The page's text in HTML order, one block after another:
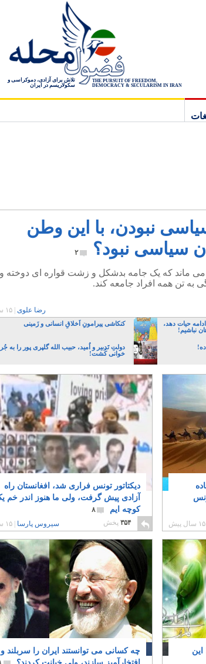
THE PURSUIT OF FREEDOM,
DEMOCRACY & SECULARISM IN IRAN
تلاش برای آزادی، دموکراسی و
سکولاریسم در ایران
نبودن، با این وطن
سیاسی نبود؟
۲
ماند که یک جامه بدشکل و زشت قواره ای دوخته و
به تن همه افراد جامعه کند.
رضا علوی ۱۵ سال پیش
حیات دهد،
نباشیم!
کنکاشی پیرامونِ اَخلاقِ انسانی و زَمینی
دولتِ تَدبیر و اُمید، حبیب الله گلپری پور را به
خوانی کُشت!
|۱۵ سال پیش
دیکتاتور تونس فراری شد، افغانستان راه
آزادی پیش گرفت، ولی ما هنوز اندر خم
کوچه ایم
۸
۳۵۴پخش سیروس پارسا ۱۵ سال پیش
چه کسانی می توانستند ایران را سربلند و